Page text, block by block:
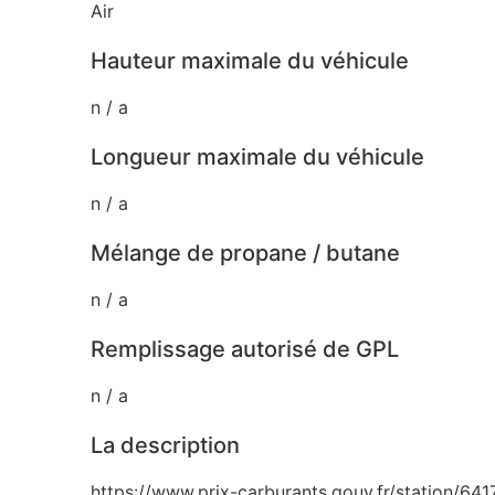
Air
Hauteur maximale du véhicule
n / a
Longueur maximale du véhicule
n / a
Mélange de propane / butane
n / a
Remplissage autorisé de GPL
n / a
La description